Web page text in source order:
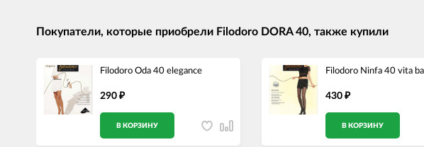
Покупатели, которые приобрели Filodoro DORA 40, также купили
Filodoro Oda 40 elegance
290 ₽
В КОРЗИНУ
Filodoro Ninfa 40 vita
430 ₽
В КОРЗИНУ